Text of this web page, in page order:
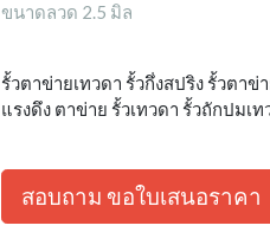
ขนาดลวด 2.5 มิล
รั้วตาข่ายเทวดา รั้วกึ่งสปริง รั้วตาข่
แรงดึง ตาข่าย รั้วเทวดา รั้วถักปมเท
สอบถาม ขอใบเสนอราคา